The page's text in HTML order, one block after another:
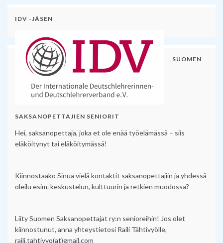
IDV -JÄSEN
SUOMEN
SAKSANOPETTAJIEN SENIORIT
Hei, saksanopettaja, joka et ole enää työelämässä – siis
eläköitynyt tai eläköitymässä!
Kiinnostaako Sinua vielä kontaktit saksanopettajiin ja yhdessä
oleilu esim. keskustelun, kulttuurin ja retkien muodossa?
Liity Suomen Saksanopettajat ry:n senioreihin! Jos olet
kiinnostunut, anna yhteystietosi Raili Tähtivyölle,
raili.tahtivyo(at)gmail.com